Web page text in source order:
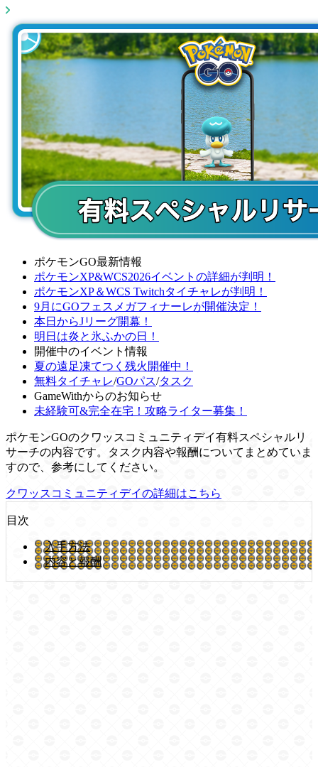
ポケモンGO最新情報
ポケモンXP&WCS2026イベントの詳細が判明！
ポケモンXP＆WCS Twitchタイチャレが判明！
9月にGOフェスメガフィナーレが開催決定！
本日からJリーグ開幕！
明日は炎と氷ふかの日！
開催中のイベント情報
夏の遠足凍てつく残火開催中！
無料タイチャレ/GOパス/タスク
GameWithからのお知らせ
未経験可&完全在宅！攻略ライター募集！
ポケモンGOのクワッスコミュニティデイ有料スペシャルリ
サーチの内容です。タスク内容や報酬についてまとめていま
すので、参考にしてください。
クワッスコミュニティデイの詳細はこちら
目次
入手方法
内容と報酬